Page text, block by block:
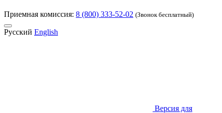
Приемная комиссия: 8 (800) 333-52-02 (Звонок бесплатный)
Русский English
Версия для